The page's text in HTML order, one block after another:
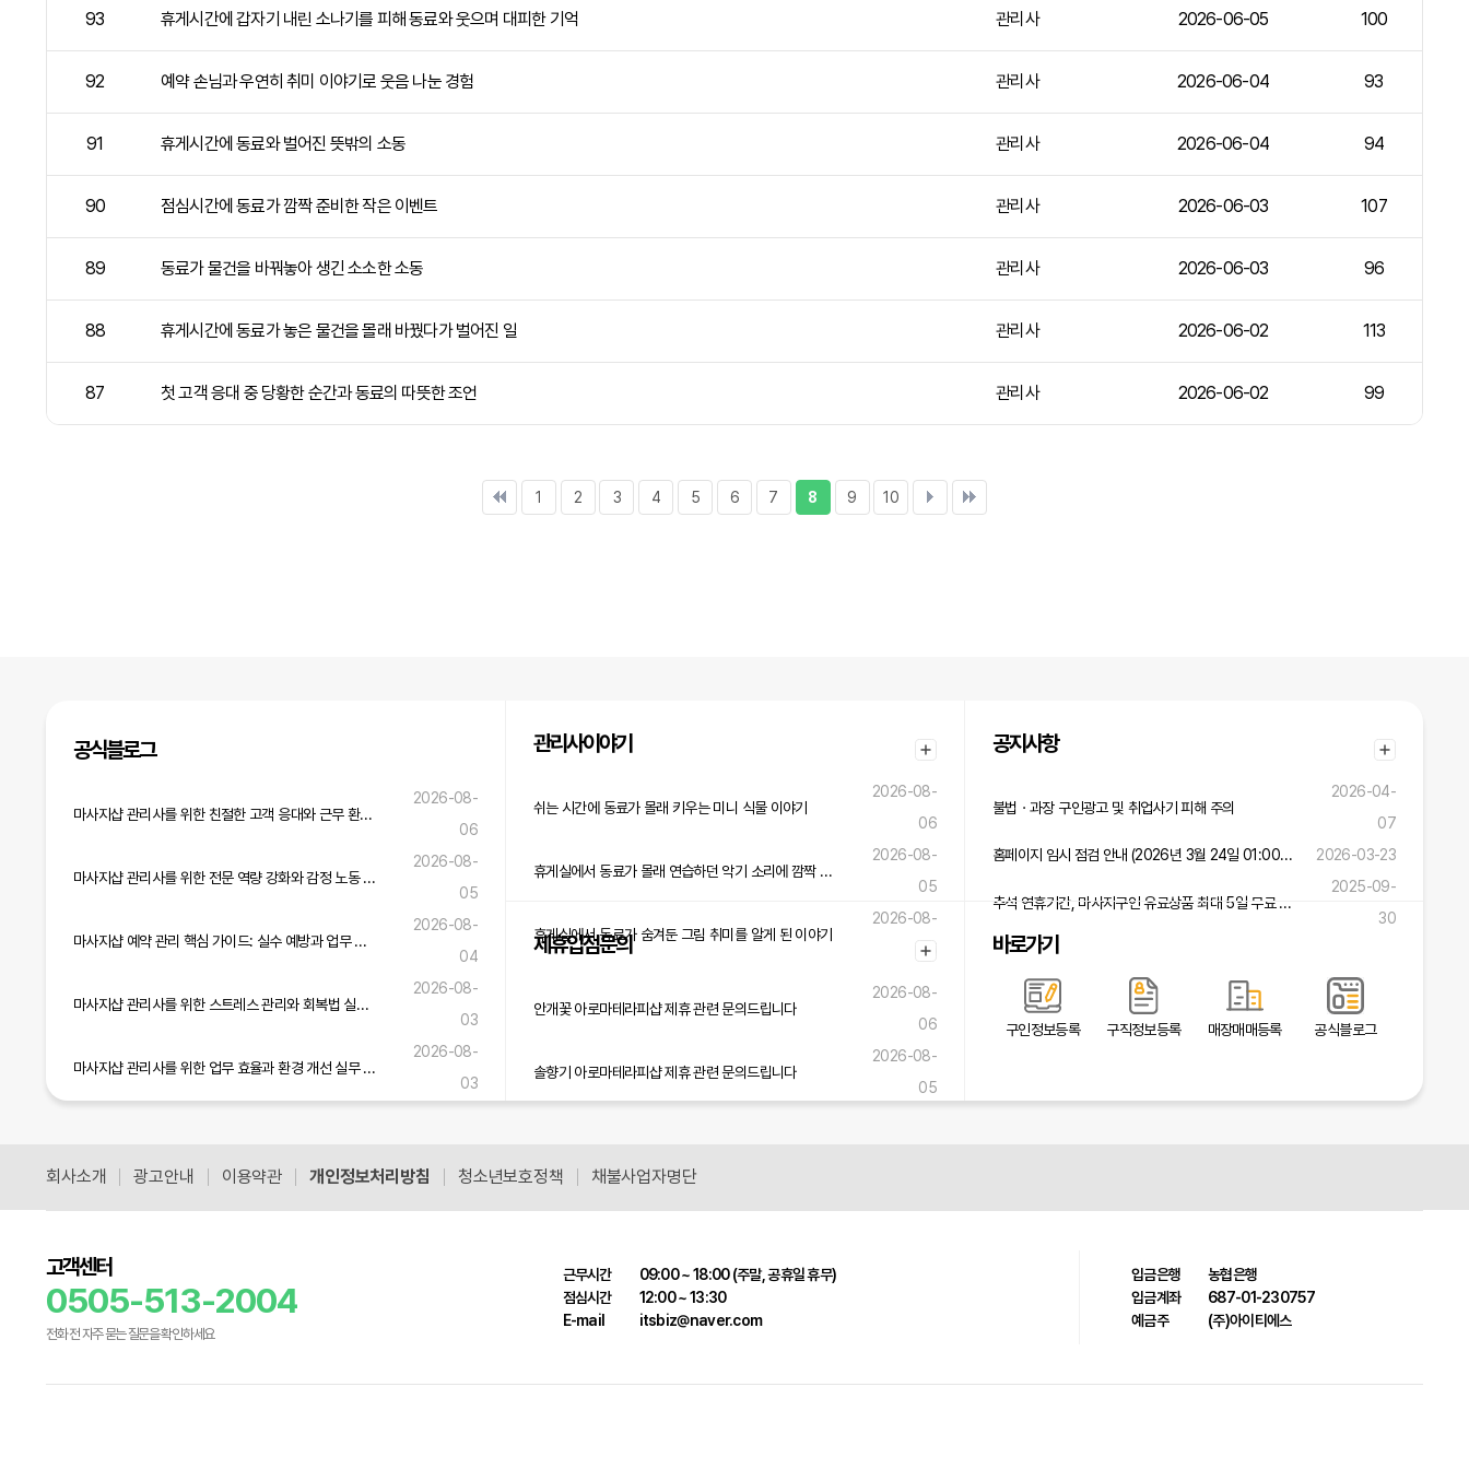
93 휴게시간에 갑자기 내린 소나기를 피해 동료와 웃으며 대피한 기억 관리사 2026-06-05 100
92 예약 손님과 우연히 취미 이야기로 웃음 나눈 경험 관리사 2026-06-04 93
91 휴게시간에 동료와 벌어진 뜻밖의 소동 관리사 2026-06-04 94
90 점심시간에 동료가 깜짝 준비한 작은 이벤트 관리사 2026-06-03 107
89 동료가 물건을 바꿔놓아 생긴 소소한 소동 관리사 2026-06-03 96
88 휴게시간에 동료가 놓은 물건을 몰래 바꿨다가 벌어진 일 관리사 2026-06-02 113
87 첫 고객 응대 중 당황한 순간과 동료의 따뜻한 조언 관리사 2026-06-02 99
1 2 3 4 5 6 7 8 9 10
공식블로그
마사지샵 관리사를 위한 친절한 고객 응대와 근무 환경 개선 전략
2026-08-
06
마사지샵 관리사를 위한 전문 역량 강화와 감정 노동 관리 실무 가이드
2026-08-
05
마사지샵 예약 관리 핵심 가이드: 실수 예방과 업무 효율 증진 전략
2026-08-
04
마사지샵 관리사를 위한 스트레스 관리와 회복법 실무 가이드
2026-08-
03
마사지샵 관리사를 위한 업무 효율과 환경 개선 실무 전략
2026-08-
03
공식블로그 더보기
관리사이야기
쉬는 시간에 동료가 몰래 키우는 미니 식물 이야기
2026-08-
06
휴게실에서 동료가 몰래 연습하던 악기 소리에 깜짝 놀란 이야기
2026-08-
05
휴게실에서 동료가 숨겨둔 그림 취미를 알게 된 이야기
2026-08-
05
제휴입점문의
안개꽃 아로마테라피샵 제휴 관련 문의드립니다
2026-08-
06
솔향기 아로마테라피샵 제휴 관련 문의드립니다
2026-08-
05
공지사항
불법ㆍ과장 구인광고 및 취업사기 피해 주의
2026-04-
07
홈페이지 임시 점검 안내 (2026년 3월 24일 01:00 ~ 02:00)
2026-03-23
추석 연휴기간, 마사지구인 유료상품 최대 5일 무료 연장 혜택!
2025-09-
30
바로가기
구인정보등록 구직정보등록 매장매매등록 공식블로그
회사소개 광고안내 이용약관 개인정보처리방침 청소년보호정책 채불사업자명단
고객센터
0505-513-2004
전화 전 자주 묻는 질문을 확인하세요
근무시간
09:00 ~ 18:00 (주말, 공휴일 휴무)
점심시간
12:00 ~ 13:30
E-mail
itsbiz@naver.com
입금은행
농협은행
입금계좌
687-01-230757
예금주
(주)아이티에스